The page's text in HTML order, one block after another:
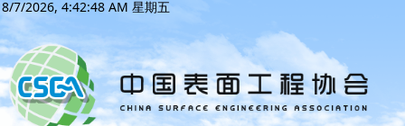
8/7/2026, 4:42:48 AM 星期五